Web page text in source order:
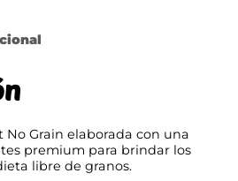
e
s
:
No Grain elaborada con una
premium para brindar los
libre de granos.